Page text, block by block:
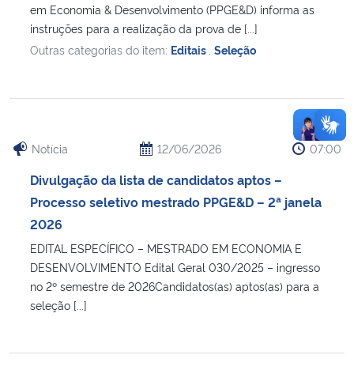
em Economia & Desenvolvimento (PPGE&D) informa as
instruções para a realização da prova de [...]
Outras categorias do item: Editais Seleção
Notícia 12/06/2026 07:00
Divulgação da lista de candidatos aptos –
Processo seletivo mestrado PPGE&D – 2ª janela
2026
EDITAL ESPECÍFICO – MESTRADO EM ECONOMIA E
DESENVOLVIMENTO Edital Geral 030/2025 – ingresso
no 2º semestre de 2026Candidatos(as) aptos(as) para a
seleção [...]